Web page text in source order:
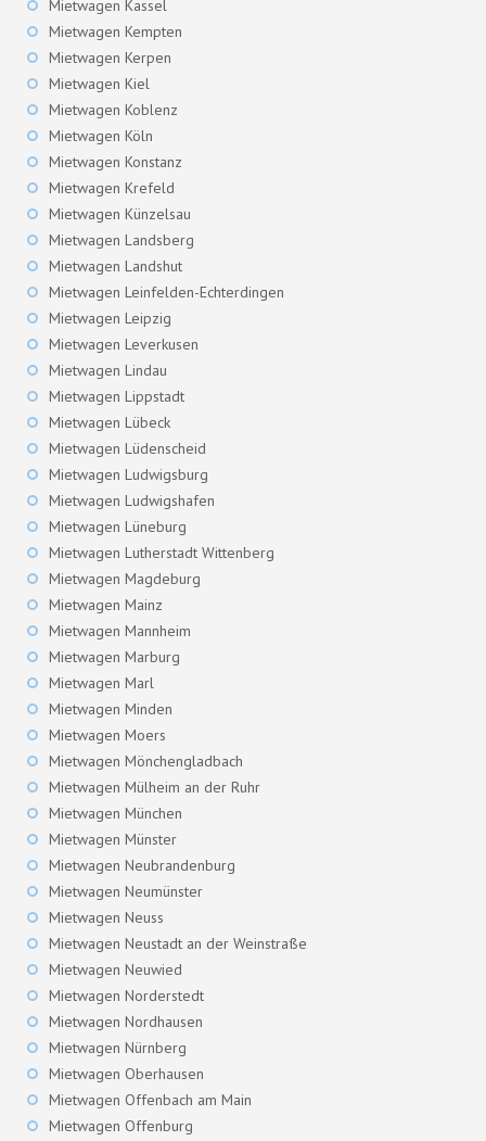
Mietwagen Kassel
Mietwagen Kempten
Mietwagen Kerpen
Mietwagen Kiel
Mietwagen Koblenz
Mietwagen Köln
Mietwagen Konstanz
Mietwagen Krefeld
Mietwagen Künzelsau
Mietwagen Landsberg
Mietwagen Landshut
Mietwagen Leinfelden-Echterdingen
Mietwagen Leipzig
Mietwagen Leverkusen
Mietwagen Lindau
Mietwagen Lippstadt
Mietwagen Lübeck
Mietwagen Lüdenscheid
Mietwagen Ludwigsburg
Mietwagen Ludwigshafen
Mietwagen Lüneburg
Mietwagen Lutherstadt Wittenberg
Mietwagen Magdeburg
Mietwagen Mainz
Mietwagen Mannheim
Mietwagen Marburg
Mietwagen Marl
Mietwagen Minden
Mietwagen Moers
Mietwagen Mönchengladbach
Mietwagen Mülheim an der Ruhr
Mietwagen München
Mietwagen Münster
Mietwagen Neubrandenburg
Mietwagen Neumünster
Mietwagen Neuss
Mietwagen Neustadt an der Weinstraße
Mietwagen Neuwied
Mietwagen Norderstedt
Mietwagen Nordhausen
Mietwagen Nürnberg
Mietwagen Oberhausen
Mietwagen Offenbach am Main
Mietwagen Offenburg